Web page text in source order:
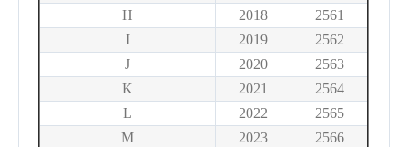
H
2018
2561
I
2019
2562
J
2020
2563
K
2021
2564
L
2022
2565
M
2023
2566